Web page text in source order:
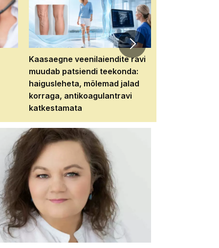
Kaasaegne veenilaiendite ravi
muudab patsiendi teekonda:
haigusleheta, mõlemad jalad
korraga, antikoagulantravi
katkestamata